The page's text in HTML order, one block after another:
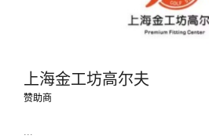
上海金工坊高尔夫
赞助商
...